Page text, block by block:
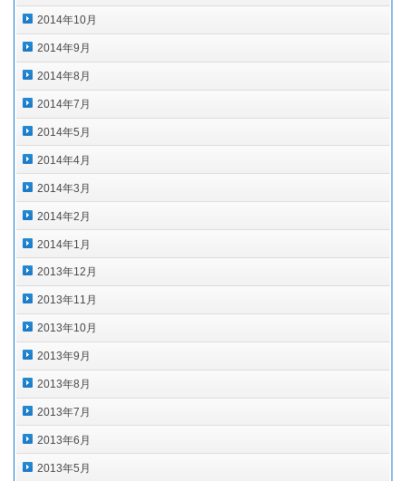
2014年10月
2014年9月
2014年8月
2014年7月
2014年5月
2014年4月
2014年3月
2014年2月
2014年1月
2013年12月
2013年11月
2013年10月
2013年9月
2013年8月
2013年7月
2013年6月
2013年5月